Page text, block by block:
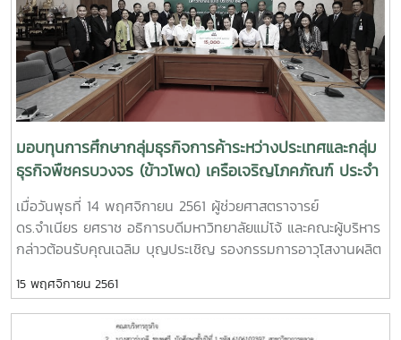
มอบทุนการศึกษากลุ่มธุรกิจการค้าระหว่างประเทศและกลุ่ม
ธุรกิจพืชครบวงจร (ข้าวโพด) เครือเจริญโภคภัณฑ์ ประจำ
ปีการศึกษา 2561
เมื่อวันพุธที่ 14 พฤศจิกายน 2561 ผู้ช่วยศาสตราจารย์
ดร.จำเนียร ยศราช อธิการบดีมหาวิทยาลัยแม่โจ้ และคณะผู้บริหาร
กล่าวต้อนรับคุณเฉลิม บุญประเชิญ รองกรรมการอาวุโสงานผลิต
และกลุ่มธุรกิจพืชครบวงจร (ข้าวโพด) เครือเจริญโภคภัณฑ์ ใน
พิธีมอบทุนการศึกษาประจำปีการศึกษา 2561 แก่นักศึกษาในระดับ
ปริญญาตรี ที่ผ่านการคัดเลือก จำนวน 10 ทุน ทุนละ 15,000
15 พฤศจิกายน 2561